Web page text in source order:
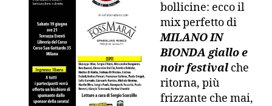
bollicine: ecco il
mix perfetto di
MILANO IN
BIONDAgiallo e
noir festival che
ritorna, più
frizzante che mai,